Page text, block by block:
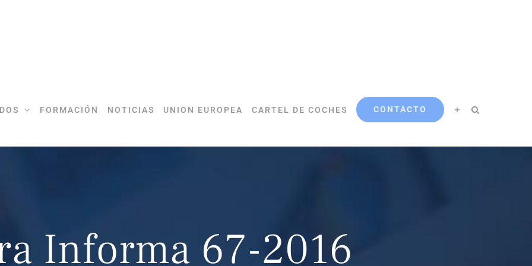
FORMACIÓN NOTICIAS UNION EUROPEA CARTEL DE COCHES CONTACTO
Informa 67-2016